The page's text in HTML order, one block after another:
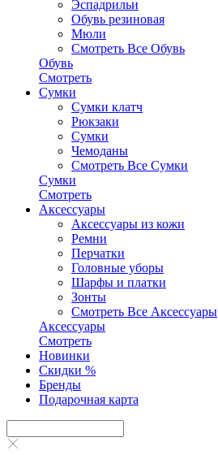
Эспадрильи
Обувь резиновая
Мюли
Смотреть Все Обувь
Обувь
Смотреть
Сумки
Сумки клатч
Рюкзаки
Сумки
Чемоданы
Смотреть Все Сумки
Сумки
Смотреть
Аксессуары
Аксессуары из кожи
Ремни
Перчатки
Головные уборы
Шарфы и платки
Зонты
Смотреть Все Аксессуары
Аксессуары
Смотреть
Новинки
Скидки %
Бренды
Подарочная карта